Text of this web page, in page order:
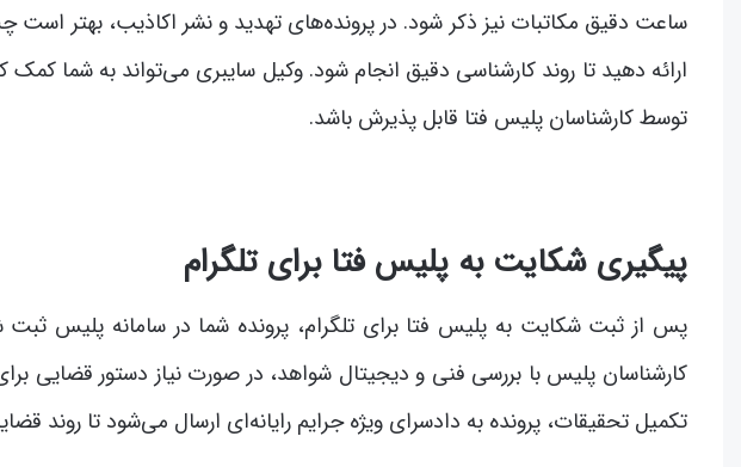
ساعت دقیق مکاتبات نیز ذکر شود. در پرونده‌های تهدید و نشر اکاذیب، بهتر
ارائه دهید تا روند کارشناسی دقیق انجام شود. وکیل سایبری می‌تواند به شما
توسط کارشناسان پلیس فتا قابل پذیرش باشد.
پیگیری شکایت به پلیس فتا برای تلگرام
پس از ثبت شکایت به پلیس فتا برای تلگرام، پرونده شما در سامانه پلیس
کارشناسان پلیس با بررسی فنی و دیجیتال شواهد، در صورت نیاز دستور قضایی
تکمیل تحقیقات، پرونده به دادسرای ویژه جرایم رایانه‌ای ارسال می‌شود تا روند